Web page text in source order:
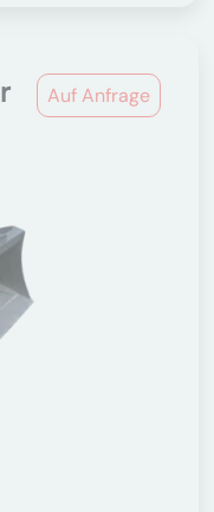
Auf Anfrage